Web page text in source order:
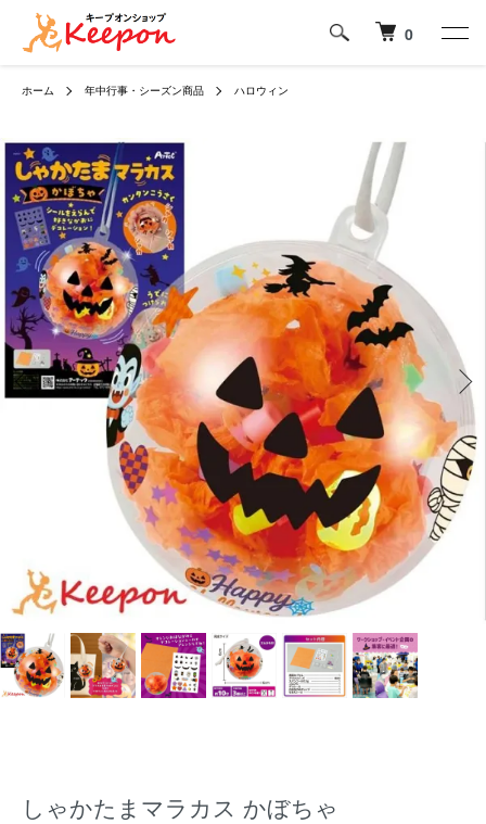
0
ホーム 年中行事・シーズン商品 ハロウィン
しゃかたまマラカス かぼちゃ